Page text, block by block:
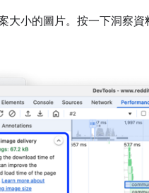
大小的圖片。按一下洞察資